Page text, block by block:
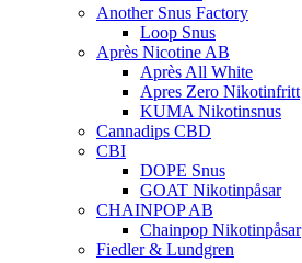
Another Snus Factory
Loop Snus
Après Nicotine AB
Après All White
Apres Zero Nikotinfritt
KUMA Nikotinsnus
Cannadips CBD
CBI
DOPE Snus
GOAT Nikotinpåsar
CHAINPOP AB
Chainpop Nikotinpåsar
Fiedler & Lundgren